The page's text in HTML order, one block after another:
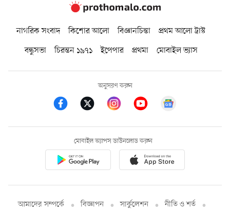
নাগরিক সংবাদ কিশোর আলো বিজ্ঞানচিন্তা
প্রথম আলো ট্রাস্ট
বন্ধুসভা
চিরন্তন ১৯৭১ ইপেপার প্রথমা মোবাইল ভ্যাস
অনুসরণ করুন
মোবাইল অ্যাপস ডাউনলোড করুন
আমাদের সম্পর্কে বিজ্ঞাপন সার্কুলেশন নীতি ও শর্ত